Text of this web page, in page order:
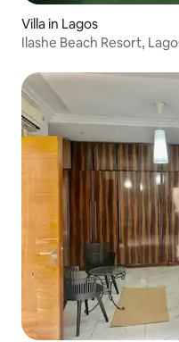
Villa in Lagos
Ilashe Beach Resort,